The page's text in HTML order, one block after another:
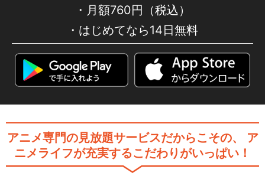
進撃の巨人 OAD Wall Sina,G
oo…
進撃の巨人 OAD Lost in the
c…
月額760円（税込）
はじめてなら14日無料
アニメ専門の見放題サービスだからこその、
ア
ニメライフが充実するこだわりがいっぱい！